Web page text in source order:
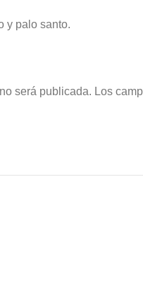
y palo santo.
será publicada. Los